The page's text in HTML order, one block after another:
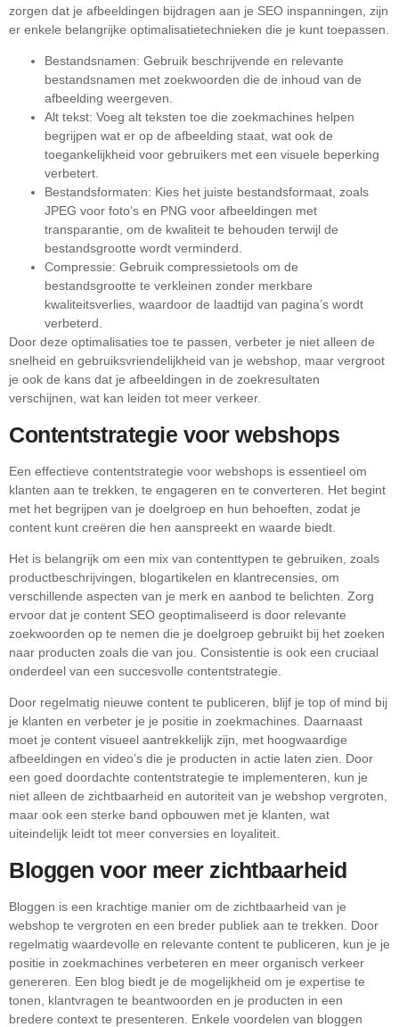
zorgen dat je afbeeldingen bijdragen aan je SEO inspanningen, zijn
er enkele belangrijke optimalisatietechnieken die je kunt toepassen.
Bestandsnamen: Gebruik beschrijvende en relevante
bestandsnamen met zoekwoorden die de inhoud van de
afbeelding weergeven.
Alt tekst: Voeg alt teksten toe die zoekmachines helpen
begrijpen wat er op de afbeelding staat, wat ook de
toegankelijkheid voor gebruikers met een visuele beperking
verbetert.
Bestandsformaten: Kies het juiste bestandsformaat, zoals
JPEG voor foto’s en PNG voor afbeeldingen met
transparantie, om de kwaliteit te behouden terwijl de
bestandsgrootte wordt verminderd.
Compressie: Gebruik compressietools om de
bestandsgrootte te verkleinen zonder merkbare
kwaliteitsverlies, waardoor de laadtijd van pagina’s wordt
verbeterd.
Door deze optimalisaties toe te passen, verbeter je niet alleen de
snelheid en gebruiksvriendelijkheid van je webshop, maar vergroot
je ook de kans dat je afbeeldingen in de zoekresultaten
verschijnen, wat kan leiden tot meer verkeer.
Contentstrategie voor webshops
Een effectieve contentstrategie voor webshops is essentieel om
klanten aan te trekken, te engageren en te converteren. Het begint
met het begrijpen van je doelgroep en hun behoeften, zodat je
content kunt creëren die hen aanspreekt en waarde biedt.
Het is belangrijk om een mix van contenttypen te gebruiken, zoals
productbeschrijvingen, blogartikelen en klantrecensies, om
verschillende aspecten van je merk en aanbod te belichten. Zorg
ervoor dat je content SEO geoptimaliseerd is door relevante
zoekwoorden op te nemen die je doelgroep gebruikt bij het zoeken
naar producten zoals die van jou. Consistentie is ook een cruciaal
onderdeel van een succesvolle contentstrategie.
Door regelmatig nieuwe content te publiceren, blijf je top of mind bij
je klanten en verbeter je je positie in zoekmachines. Daarnaast
moet je content visueel aantrekkelijk zijn, met hoogwaardige
afbeeldingen en video’s die je producten in actie laten zien. Door
een goed doordachte contentstrategie te implementeren, kun je
niet alleen de zichtbaarheid en autoriteit van je webshop vergroten,
maar ook een sterke band opbouwen met je klanten, wat
uiteindelijk leidt tot meer conversies en loyaliteit.
Bloggen voor meer zichtbaarheid
Bloggen is een krachtige manier om de zichtbaarheid van je
webshop te vergroten en een breder publiek aan te trekken. Door
regelmatig waardevolle en relevante content te publiceren, kun je je
positie in zoekmachines verbeteren en meer organisch verkeer
genereren. Een blog biedt je de mogelijkheid om je expertise te
tonen, klantvragen te beantwoorden en je producten in een
bredere context te presenteren. Enkele voordelen van bloggen